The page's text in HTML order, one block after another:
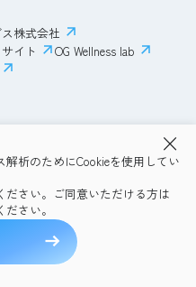
析のためにCookieを使用してい
ださい。ご同意いただける方は
さい。
株式会社
イト
OG Wellness lab
会員規約
マップ
All rights reserved.